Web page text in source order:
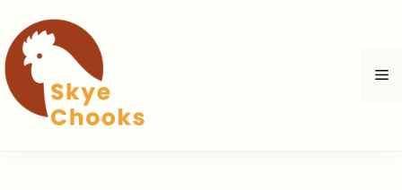
para
o
conteúdo